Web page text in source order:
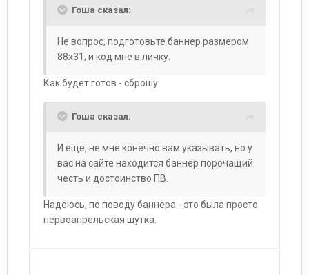
Гоша сказал:
Не вопрос, подготовьте баннер размером
88х31, и код мне в личку.
Как будет готов - сброшу.
Гоша сказал:
И еще, не мне конечно вам указывать, но у
вас на сайте находится баннер порочащий
честь и достоинство ПВ.
Надеюсь, по поводу баннера - это была просто
первоапрельская шутка.